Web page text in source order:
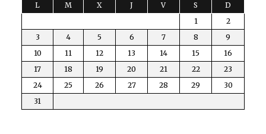
L M X J V S
D
1
2
3
4 5 6 7 8
9
10
11 12 13 14 15
16
17
18 19 20 21 22
23
24
25 26 27 28 29
30
31